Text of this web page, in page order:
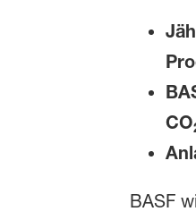
CO
BASF